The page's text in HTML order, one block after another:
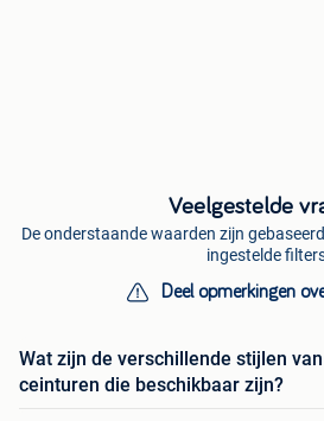
Veelgestelde
De onderstaande waarden zijn
ingestelde
Deel opmerkingen
Wat zijn de verschillende stijlen
ceinturen die beschikbaar zijn?